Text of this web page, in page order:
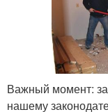
Важный момент:
нашему